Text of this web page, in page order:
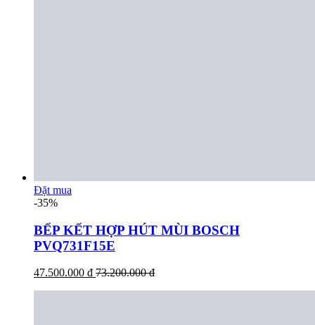
Đặt mua
-35%
BẾP KẾT HỢP HÚT MÙI BOSCH
PVQ731F15E
47.500.000 đ 73.200.000 đ